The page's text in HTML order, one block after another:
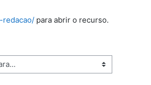
redacao/ para abrir o recurso.